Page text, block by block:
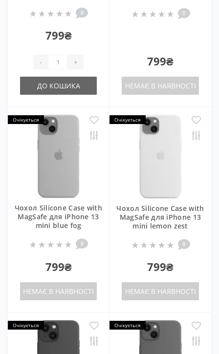
0
799₴
- +
ДО КОШИКА
0
799₴
НЕМАЄ В НАЯВНОСТІ
Очікується
Чохол Silicone Case with
MagSafe для iPhone 13
mini blue fog
0
799₴
НЕМАЄ В НАЯВНОСТІ
Очікується
Чохол Silicone Case with
MagSafe для iPhone 13
mini lemon zest
0
799₴
НЕМАЄ В НАЯВНОСТІ
Очікується Очікується